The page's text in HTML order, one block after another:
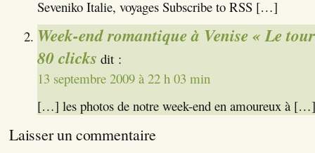
Seveniko Italie, voyages Subscribe to RSS […]
Week-end romantique à Venise « Le
80 clicks dit :
13 septembre 2009 à 22 h 03 min
[…] les photos de notre week-end en amoureux à […]
Laisser un commentaire